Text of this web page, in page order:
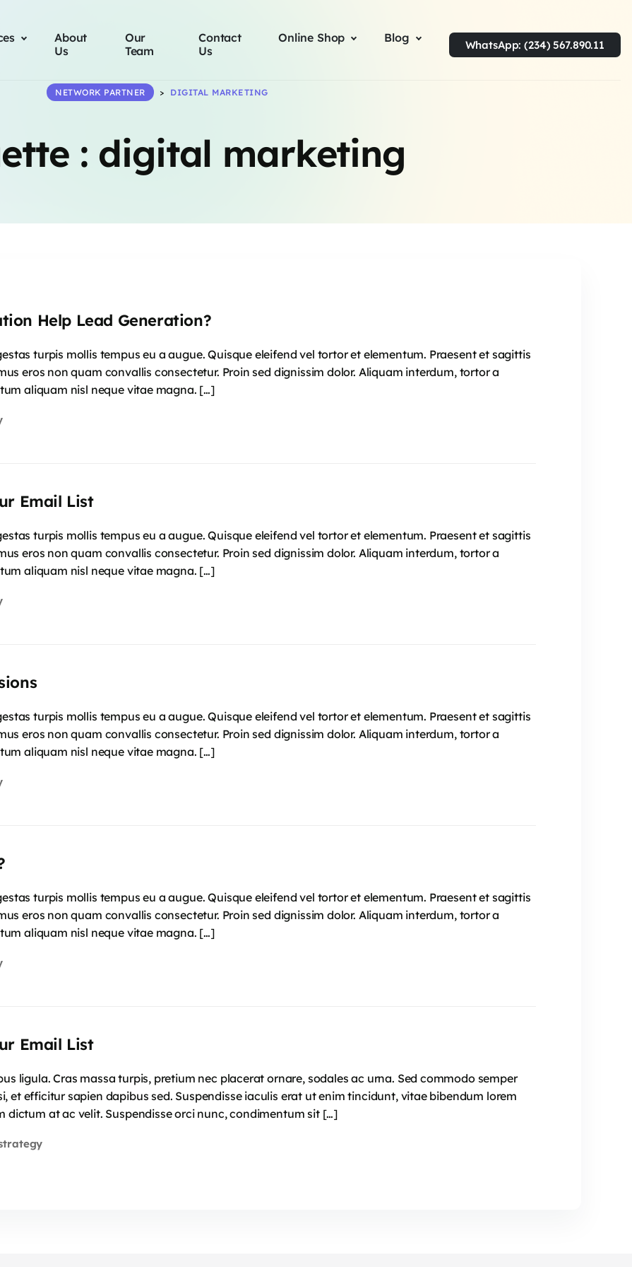
About
Us
Our
Team
Contact
Us
Online Shop Blog WhatsApp: (234) 567.890.11
: digital marketing
NETWORK PARTNER > DIGITAL MARKETING
Help Lead Generation?
turpis mollis tempus eu a augue. Quisque eleifend vel tortor et elementum. Praesent et sagittis
eros non quam convallis consectetur. Proin sed dignissim dolor. Aliquam interdum, tortor a
aliquam nisl neque vitae magna. […]
Email List
turpis mollis tempus eu a augue. Quisque eleifend vel tortor et elementum. Praesent et sagittis
eros non quam convallis consectetur. Proin sed dignissim dolor. Aliquam interdum, tortor a
aliquam nisl neque vitae magna. […]
turpis mollis tempus eu a augue. Quisque eleifend vel tortor et elementum. Praesent et sagittis
eros non quam convallis consectetur. Proin sed dignissim dolor. Aliquam interdum, tortor a
aliquam nisl neque vitae magna. […]
turpis mollis tempus eu a augue. Quisque eleifend vel tortor et elementum. Praesent et sagittis
eros non quam convallis consectetur. Proin sed dignissim dolor. Aliquam interdum, tortor a
aliquam nisl neque vitae magna. […]
Email List
ligula. Cras massa turpis, pretium nec placerat ornare, sodales ac urna. Sed commodo semper
et efficitur sapien dapibus sed. Suspendisse iaculis erat ut enim tincidunt, vitae bibendum lorem
dictum at ac velit. Suspendisse orci nunc, condimentum sit […]